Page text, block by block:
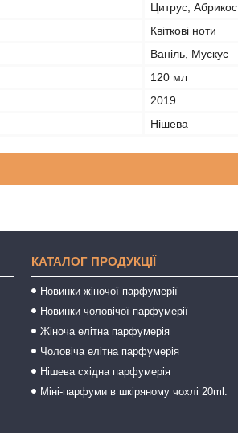
Цитрус, Абрикос
Квіткові ноти
Ваніль, Мускус
120 мл
2019
Нішева
КАТАЛОГ ПРОДУКЦІЇ
Новинки жіночої парфумерії
Новинки чоловічої парфумерії
Жіноча елітна парфумерія
Чоловіча елітна парфумерія
Нішева східна парфумерія
Міні-парфуми в шкіряному чохлі 20ml.